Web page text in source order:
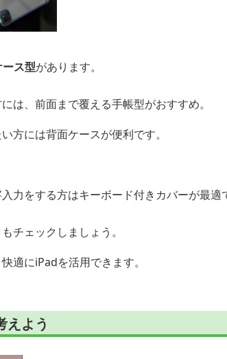
ス型があります。
は、前面まで覆える手帳型がおすすめ。
方には背面ケースが便利です。
力をする方はキーボード付きカバーが最適
もチェックしましょう。
適にiPadを活用できます。
えよう